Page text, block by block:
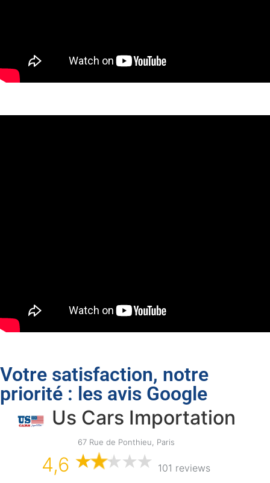
Votre satisfaction, notre
priorité : les avis Google
Us Cars Importation
67 Rue de Ponthieu, Paris
4,6 101 reviews